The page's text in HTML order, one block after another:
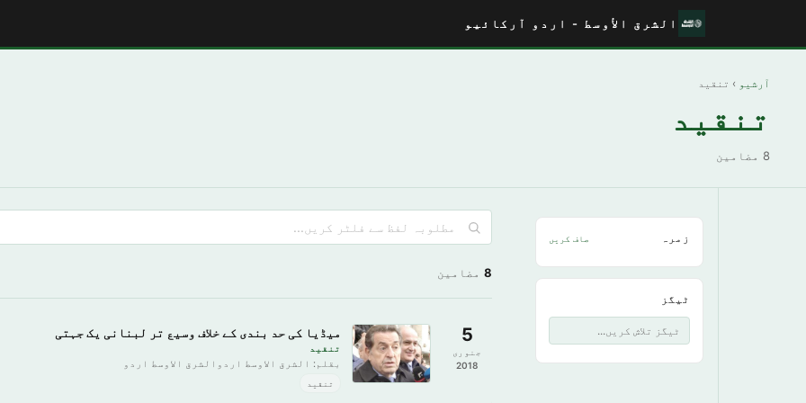
الشرق الأوسط - اردو آرکائیو
آرشیو › تنقید
تنقید
8 مضامین
زمرہ صاف کریں
ٹیگز
8 مضامین
5
جنوری
2018
میڈیا کی حد بندی کے خلاف وسیع تر لبنانی یک جہتی
تنقید
بقلم: الشرق الاوسط اردوالشرق الاوسط اردو
تنقید